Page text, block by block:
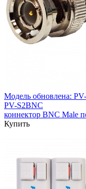
Модель обновлена:
PV-S2BNC
коннектор BNC Male
Купить